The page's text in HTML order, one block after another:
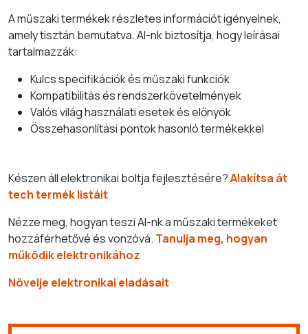
A műszaki termékek részletes információt igényelnek,
amely tisztán bemutatva. AI-nk biztosítja, hogy leírásai
tartalmazzák:
Kulcs specifikációk és műszaki funkciók
Kompatibilitás és rendszerkövetelmények
Valós világ használati esetek és előnyök
Összehasonlítási pontok hasonló termékekkel
Készen áll elektronikai boltja fejlesztésére?Alakítsa át
tech termék listáit
Nézze meg, hogyan teszi AI-nk a műszaki termékeket
hozzáférhetővé és vonzóvá. Tanulja meg, hogyan
működik elektronikához
Növelje elektronikai eladásait